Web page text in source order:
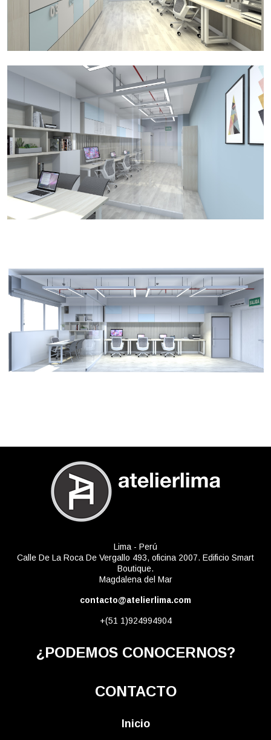
Lima - Perú
Calle De La Roca De Vergallo 493, oficina 2007. Edificio Smart
Boutique.
Magdalena del Mar
contacto@atelierlima.com
+(51 1)924994904
¿PODEMOS CONOCERNOS?
CONTACTO
Inicio